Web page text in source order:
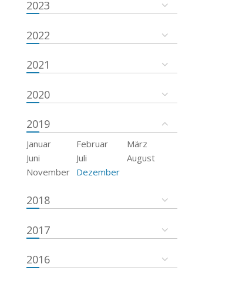
2023
2022
2021
2020
2019
Januar Februar
März
Juni
Juli
August
November
Dezember
2018
2017
2016